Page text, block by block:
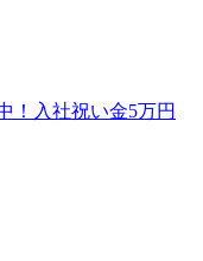
入社祝い金5万円